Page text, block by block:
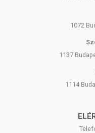
1072
1137
1114